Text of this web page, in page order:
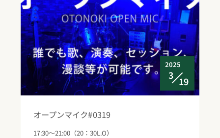
2025
3
19
オープンマイク#0319
17:30～21:00（20：30L.O）